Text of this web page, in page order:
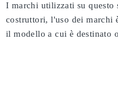
I marchi utilizzati su questo
costruttori, l'uso dei marchi
il modello a cui è destinato